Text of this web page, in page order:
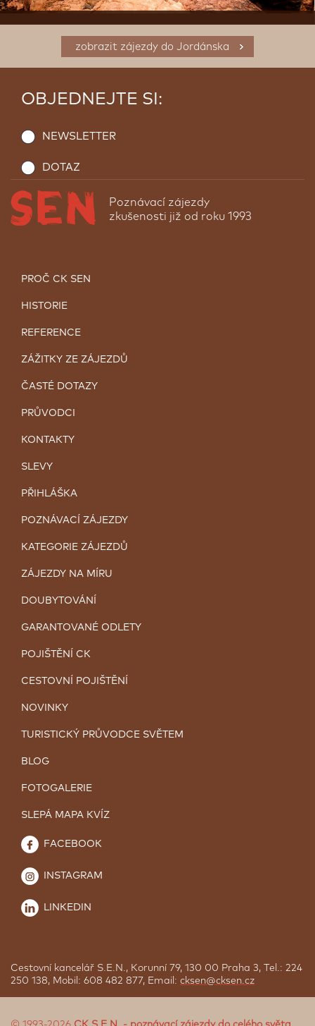
zobrazit zájezdy do Jordánska
OBJEDNEJTE SI:
NEWSLETTER
DOTAZ
Poznávací zájezdy
zkušenosti již od roku 1993
PROČ CK SEN
HISTORIE
REFERENCE
ZÁŽITKY ZE ZÁJEZDŮ
ČASTÉ DOTAZY
PRŮVODCI
KONTAKTY
SLEVY
PŘIHLÁŠKA
POZNÁVACÍ ZÁJEZDY
KATEGORIE ZÁJEZDŮ
ZÁJEZDY NA MÍRU
DOUBYTOVÁNÍ
GARANTOVANÉ ODLETY
POJIŠTĚNÍ CK
CESTOVNÍ POJIŠTĚNÍ
NOVINKY
TURISTICKÝ PRŮVODCE SVĚTEM
BLOG
FOTOGALERIE
SLEPÁ MAPA KVÍZ
FACEBOOK
INSTAGRAM
LINKEDIN
Cestovní kancelář S.E.N., Korunní 79, 130 00 Praha 3, Tel.: 224
250 138, Mobil: 608 482 877, Email: cksen@cksen.cz